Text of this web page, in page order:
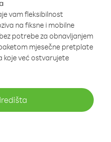
vam fleksibilnost
na fiksne i mobilne
potrebe za obnavljanjem
mjesečne pretplate
koje već ostvarujete